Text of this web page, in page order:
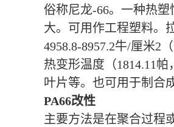
俗称尼龙-66。一种热
大。可用作工程塑料。
4958.8-8957.2牛/厘米2
热变形温度（1814.11
叶片等。也可用于制合
PA66改性
主要方法是在聚合过程